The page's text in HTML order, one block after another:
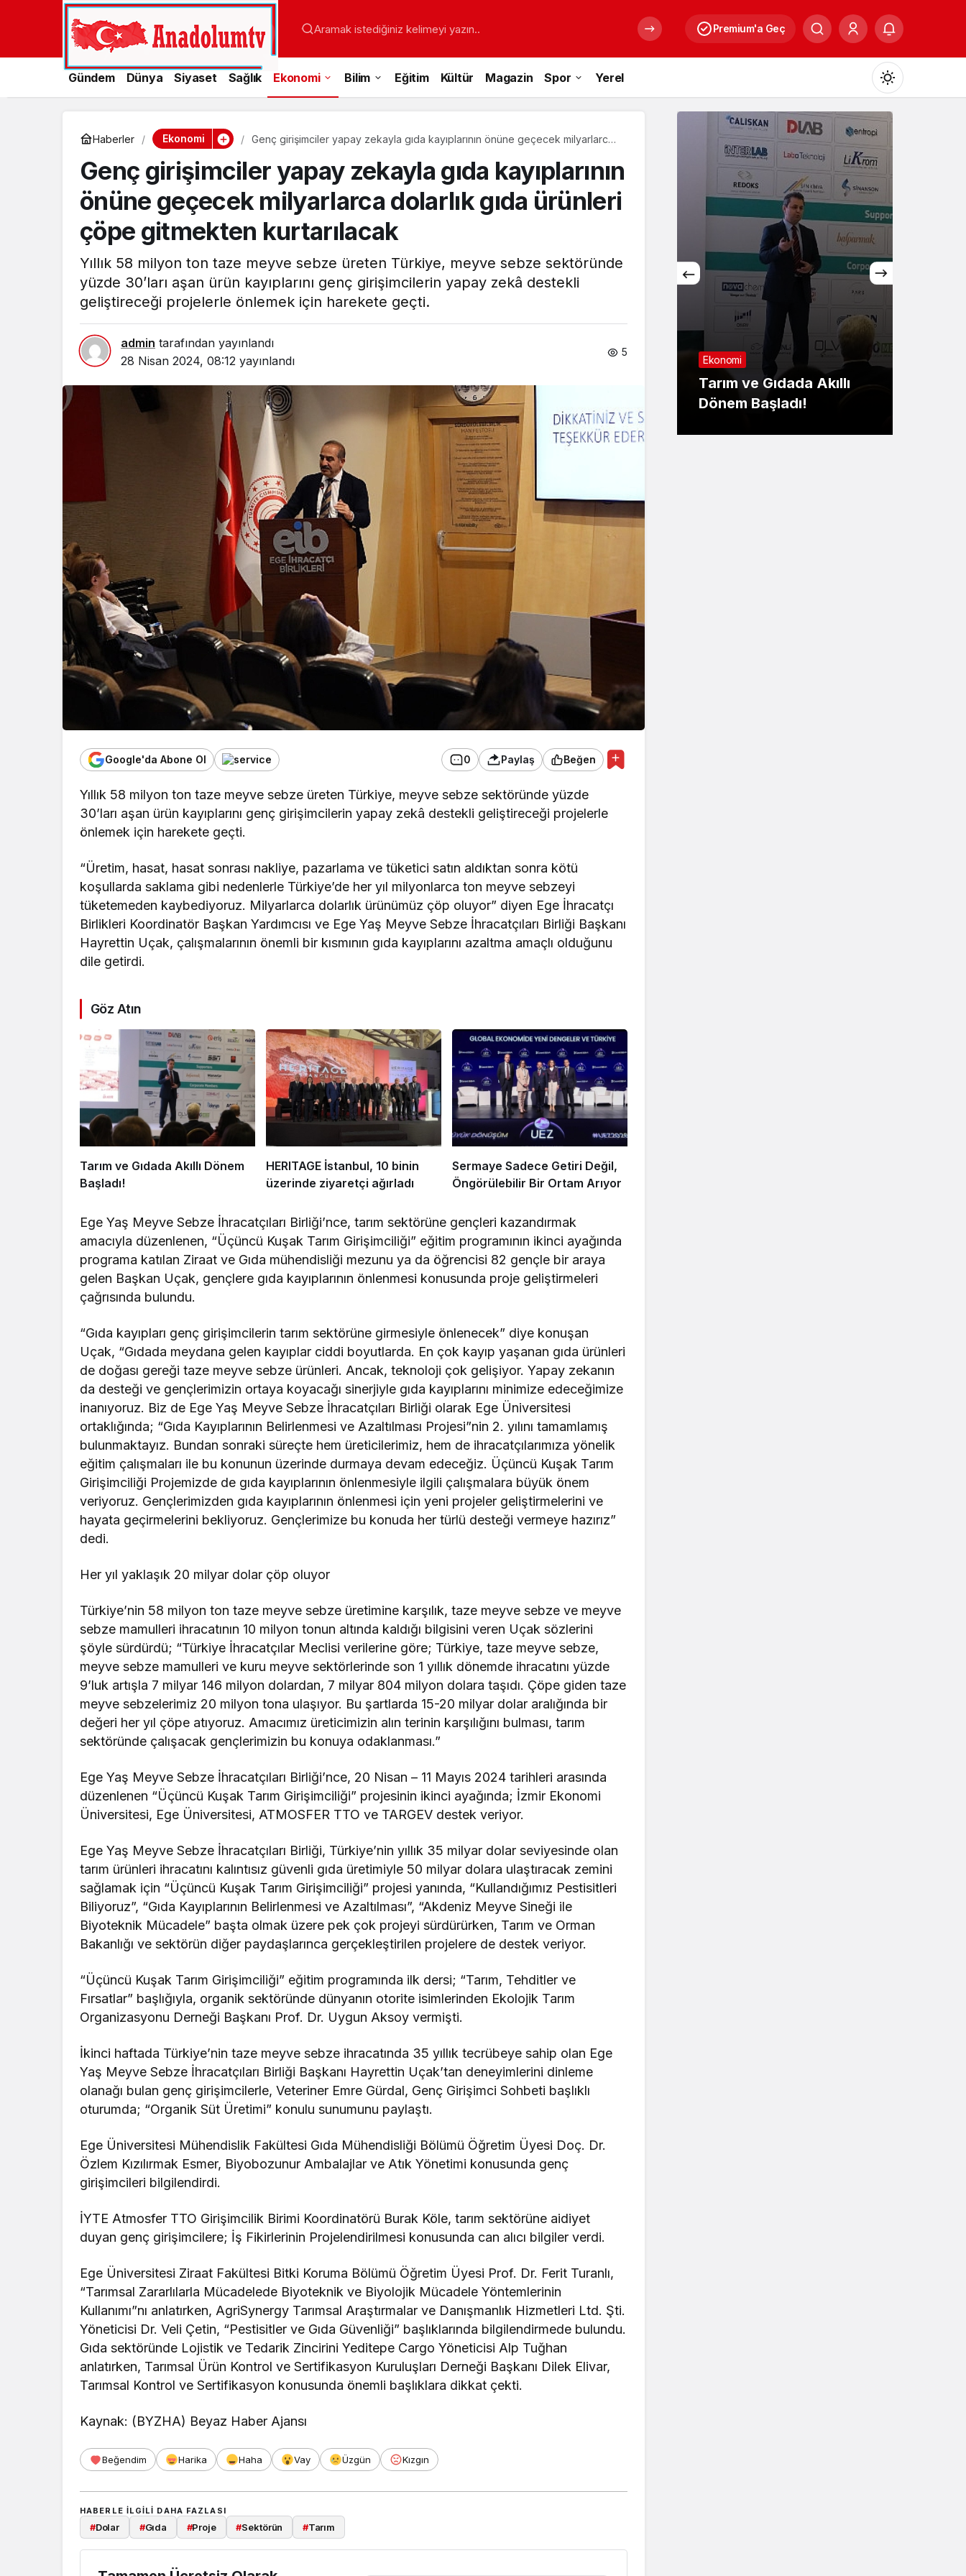
Aramak istediğiniz kelimeyi yazın.. Premium'a Geç
Gündem Dünya Siyaset Sağlık Ekonomi Bilim Eğitim Kültür Magazin Spor Yerel
Mod
değiştir
Gündüz Modu
Gündüz modunu seçin.
Gece Modu
Gece modunu seçin.
Sistem Modu
Sistem modunu seçin.
Haberler Ekonomi
Genç girişimciler yapay zekayla gıda kayıplarının önüne geçecek milyarlarca
Genç girişimciler yapay zekayla gıda kayıplarının
önüne geçecek milyarlarca dolarlık gıda ürünleri
çöpe gitmekten kurtarılacak
Yıllık 58 milyon ton taze meyve sebze üreten Türkiye, meyve sebze sektöründe
yüzde 30’ları aşan ürün kayıplarını genç girişimcilerin yapay zekâ destekli
geliştireceği projelerle önlemek için harekete geçti.
admin tarafından yayınlandı
28 Nisan 2024, 08:12 yayınlandı
5
Google'da Abone Ol 0 Paylaş Beğen
Yıllık 58 milyon ton taze meyve sebze üreten Türkiye, meyve sebze sektöründe yüzde
30’ları aşan ürün kayıplarını genç girişimcilerin yapay zekâ destekli geliştireceği projelerle
önlemek için harekete geçti.
“Üretim, hasat, hasat sonrası nakliye, pazarlama ve tüketici satın aldıktan sonra kötü
koşullarda saklama gibi nedenlerle Türkiye’de her yıl milyonlarca ton meyve sebzeyi
tüketemeden kaybediyoruz. Milyarlarca dolarlık ürünümüz çöp oluyor” diyen Ege İhracatçı
Birlikleri Koordinatör Başkan Yardımcısı ve Ege Yaş Meyve Sebze İhracatçıları Birliği Başkanı
Hayrettin Uçak, çalışmalarının önemli bir kısmının gıda kayıplarını azaltma amaçlı olduğunu
dile getirdi.
Göz Atın
Tarım ve Gıdada Akıllı Dönem
Başladı!
HERITAGE İstanbul, 10 binin
üzerinde ziyaretçi ağırladı
Sermaye Sadece Getiri Değil,
Öngörülebilir Bir Ortam Arıyor
Ege Yaş Meyve Sebze İhracatçıları Birliği’nce, tarım sektörüne gençleri kazandırmak
amacıyla düzenlenen, “Üçüncü Kuşak Tarım Girişimciliği” eğitim programının ikinci ayağında
programa katılan Ziraat ve Gıda mühendisliği mezunu ya da öğrencisi 82 gençle bir araya
gelen Başkan Uçak, gençlere gıda kayıplarının önlenmesi konusunda proje geliştirmeleri
çağrısında bulundu.
“Gıda kayıpları genç girişimcilerin tarım sektörüne girmesiyle önlenecek” diye konuşan
Uçak, “Gıdada meydana gelen kayıplar ciddi boyutlarda. En çok kayıp yaşanan gıda ürünleri
de doğası gereği taze meyve sebze ürünleri. Ancak, teknoloji çok gelişiyor. Yapay zekanın
da desteği ve gençlerimizin ortaya koyacağı sinerjiyle gıda kayıplarını minimize edeceğimize
inanıyoruz. Biz de Ege Yaş Meyve Sebze İhracatçıları Birliği olarak Ege Üniversitesi
ortaklığında; “Gıda Kayıplarının Belirlenmesi ve Azaltılması Projesi”nin 2. yılını tamamlamış
bulunmaktayız. Bundan sonraki süreçte hem üreticilerimiz, hem de ihracatçılarımıza yönelik
eğitim çalışmaları ile bu konunun üzerinde durmaya devam edeceğiz. Üçüncü Kuşak Tarım
Girişimciliği Projemizde de gıda kayıplarının önlenmesiyle ilgili çalışmalara büyük önem
veriyoruz. Gençlerimizden gıda kayıplarının önlenmesi için yeni projeler geliştirmelerini ve
hayata geçirmelerini bekliyoruz. Gençlerimize bu konuda her türlü desteği vermeye hazırız”
dedi.
Her yıl yaklaşık 20 milyar dolar çöp oluyor
Türkiye’nin 58 milyon ton taze meyve sebze üretimine karşılık, taze meyve sebze ve meyve
sebze mamulleri ihracatının 10 milyon tonun altında kaldığı bilgisini veren Uçak sözlerini
şöyle sürdürdü; “Türkiye İhracatçılar Meclisi verilerine göre; Türkiye, taze meyve sebze,
meyve sebze mamulleri ve kuru meyve sektörlerinde son 1 yıllık dönemde ihracatını yüzde
9’luk artışla 7 milyar 146 milyon dolardan, 7 milyar 804 milyon dolara taşıdı. Çöpe giden taze
meyve sebzelerimiz 20 milyon tona ulaşıyor. Bu şartlarda 15-20 milyar dolar aralığında bir
değeri her yıl çöpe atıyoruz. Amacımız üreticimizin alın terinin karşılığını bulması, tarım
sektöründe çalışacak gençlerimizin bu konuya odaklanması.”
Ege Yaş Meyve Sebze İhracatçıları Birliği’nce, 20 Nisan – 11 Mayıs 2024 tarihleri arasında
düzenlenen “Üçüncü Kuşak Tarım Girişimciliği” projesinin ikinci ayağında; İzmir Ekonomi
Üniversitesi, Ege Üniversitesi, ATMOSFER TTO ve TARGEV destek veriyor.
Ege Yaş Meyve Sebze İhracatçıları Birliği, Türkiye’nin yıllık 35 milyar dolar seviyesinde olan
tarım ürünleri ihracatını kalıntısız güvenli gıda üretimiyle 50 milyar dolara ulaştıracak zemini
sağlamak için “Üçüncü Kuşak Tarım Girişimciliği” projesi yanında, “Kullandığımız Pestisitleri
Biliyoruz”, “Gıda Kayıplarının Belirlenmesi ve Azaltılması”, “Akdeniz Meyve Sineği ile
Biyoteknik Mücadele” başta olmak üzere pek çok projeyi sürdürürken, Tarım ve Orman
Bakanlığı ve sektörün diğer paydaşlarınca gerçekleştirilen projelere de destek veriyor.
“Üçüncü Kuşak Tarım Girişimciliği” eğitim programında ilk dersi; “Tarım, Tehditler ve
Fırsatlar” başlığıyla, organik sektöründe dünyanın otorite isimlerinden Ekolojik Tarım
Organizasyonu Derneği Başkanı Prof. Dr. Uygun Aksoy vermişti.
İkinci haftada Türkiye’nin taze meyve sebze ihracatında 35 yıllık tecrübeye sahip olan Ege
Yaş Meyve Sebze İhracatçıları Birliği Başkanı Hayrettin Uçak’tan deneyimlerini dinleme
olanağı bulan genç girişimcilerle, Veteriner Emre Gürdal, Genç Girişimci Sohbeti başlıklı
oturumda; “Organik Süt Üretimi” konulu sunumunu paylaştı.
Ege Üniversitesi Mühendislik Fakültesi Gıda Mühendisliği Bölümü Öğretim Üyesi Doç. Dr.
Özlem Kızılırmak Esmer, Biyobozunur Ambalajlar ve Atık Yönetimi konusunda genç
girişimcileri bilgilendirdi.
İYTE Atmosfer TTO Girişimcilik Birimi Koordinatörü Burak Köle, tarım sektörüne aidiyet
duyan genç girişimcilere; İş Fikirlerinin Projelendirilmesi konusunda can alıcı bilgiler verdi.
Ege Üniversitesi Ziraat Fakültesi Bitki Koruma Bölümü Öğretim Üyesi Prof. Dr. Ferit Turanlı,
“Tarımsal Zararlılarla Mücadelede Biyoteknik ve Biyolojik Mücadele Yöntemlerinin
Kullanımı”nı anlatırken, AgriSynergy Tarımsal Araştırmalar ve Danışmanlık Hizmetleri Ltd. Şti.
Yöneticisi Dr. Veli Çetin, “Pestisitler ve Gıda Güvenliği” başlıklarında bilgilendirmede bulundu.
Gıda sektöründe Lojistik ve Tedarik Zincirini Yeditepe Cargo Yöneticisi Alp Tuğhan
anlatırken, Tarımsal Ürün Kontrol ve Sertifikasyon Kuruluşları Derneği Başkanı Dilek Elivar,
Tarımsal Kontrol ve Sertifikasyon konusunda önemli başlıklara dikkat çekti.
Kaynak: (BYZHA) Beyaz Haber Ajansı
Beğendim Harika Haha Vay Üzgün Kızgın
HABERLE ILGILI DAHA FAZLASI
#Dolar #Gıda #Proje #Sektörün #Tarım
Türkiye’nin En Uzun
Maratonu Başladı
Ekonomi
Tarım ve Gıdada Akıllı
Dönem Başladı!